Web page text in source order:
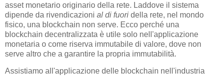
asset monetario originario della rete. Laddove il sistema
dipende da rivendicazioni al di fuori della rete, nel mondo
fisico, una blockchain non serve. Ecco perché una
blockchain decentralizzata è utile solo nell'applicazione
monetaria o come riserva immutabile di valore, dove non
serve altro che a garantire la propria immutabilità.
Assistiamo all'applicazione delle blockchain nell'industria